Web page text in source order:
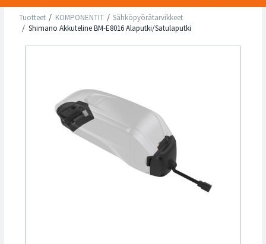
Tuotteet KOMPONENTIT
Sähköpyörätarvikkeet
Shimano Akkuteline BM-E8016 Alaputki/Satulaputki